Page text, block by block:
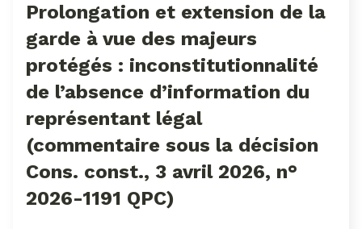
Prolongation et extension de la
garde à vue des majeurs
protégés : inconstitutionnalité
de l’absence d’information du
représentant légal
(commentaire sous la décision
Cons. const., 3 avril 2026, n°
2026-1191 QPC)